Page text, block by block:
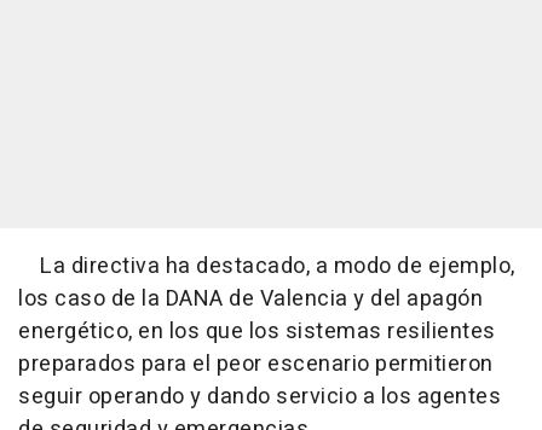
La directiva ha destacado, a modo de ejemplo,
los caso de la DANA de Valencia y del apagón
energético, en los que los sistemas resilientes
preparados para el peor escenario permitieron
seguir operando y dando servicio a los agentes